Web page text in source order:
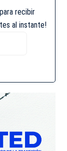
recibir
al instante!